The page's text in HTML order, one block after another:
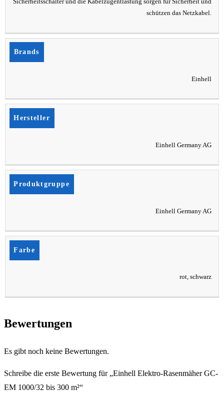
Sicherheitsschalter und die Kabelzugentlastung sorgen für Sicherheit und
schützen das Netzkabel.
Brands
Einhell
Hersteller
Einhell Germany AG
Produktgruppe
Einhell Germany AG
Farbe
rot, schwarz
Bewertungen
Es gibt noch keine Bewertungen.
Schreibe die erste Bewertung für „Einhell Elektro-Rasenmäher GC-
EM 1000/32 bis 300 m²“